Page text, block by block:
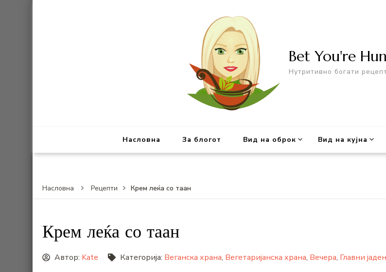
Bet You're
Нутритивно богати
Насловна За блогот Вид на оброк Вид на кујна
Насловна Рецепти Крем леќа со таан
Крем леќа со таан
Автор: Kate Категорија: Веганска храна, Вегетаријанска храна, Вечера, Главни